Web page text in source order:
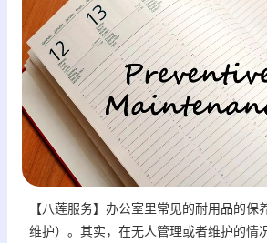
【八莲服务】办公室里常见的耐用品的保
维护）。其实，在无人管理或者维护的情